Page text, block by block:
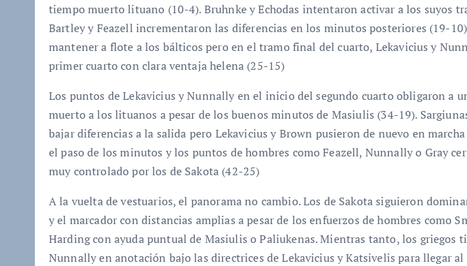
tiempo muerto lituano (10-4). Bruhnke y Echodas intentaron activar a los suyos
Bartley y Feazell incrementaron las diferencias en los minutos posteriores (19-
mantener a flote a los bálticos pero en el tramo final del cuarto, Lekavicius y
primer cuarto con clara ventaja helena (25-15)
Los puntos de Lekavicius y Nunnally en el inicio del segundo cuarto obligaron a
muerto a los lituanos a pesar de los buenos minutos de Masiulis (34-19).
bajar diferencias a la salida pero Lekavicius y Brown pusieron de nuevo en
el paso de los minutos y los puntos de hombres como Feazell, Nunnally o Gray
muy controlado por los de Sakota (42-25)
A la vuelta de vestuarios, el panorama no cambio. Los de Sakota siguieron
y el marcador con distancias amplias a pesar de los enfuerzos de hombres como
Harding con ayuda puntual de Masiulis o Paliukenas. Mientras tanto, los griegos
Nunnally en anotación bajo las directrices de Lekavicius y Katsivelis para llegar